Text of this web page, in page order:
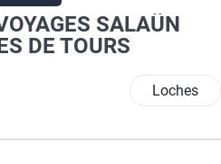
SALAÜN
DE TOURS
Loches